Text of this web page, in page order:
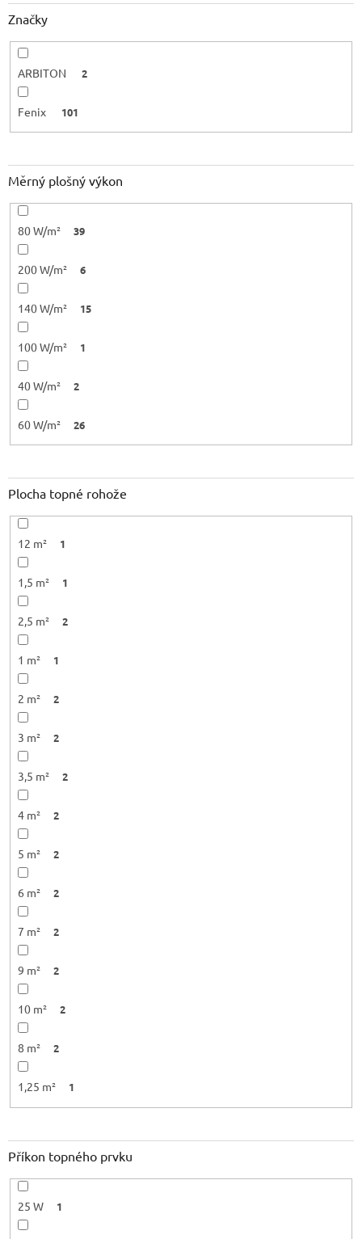
Značky
ARBITON 2
Fenix 101
Měrný plošný výkon
80 W/m² 39
200 W/m² 6
140 W/m² 15
100 W/m² 1
40 W/m² 2
60 W/m² 26
Plocha topné rohože
12 m² 1
1,5 m² 1
2,5 m² 2
1 m² 1
2 m² 2
3 m² 2
3,5 m² 2
4 m² 2
5 m² 2
6 m² 2
7 m² 2
9 m² 2
10 m² 2
8 m² 2
1,25 m² 1
Příkon topného prvku
25 W 1